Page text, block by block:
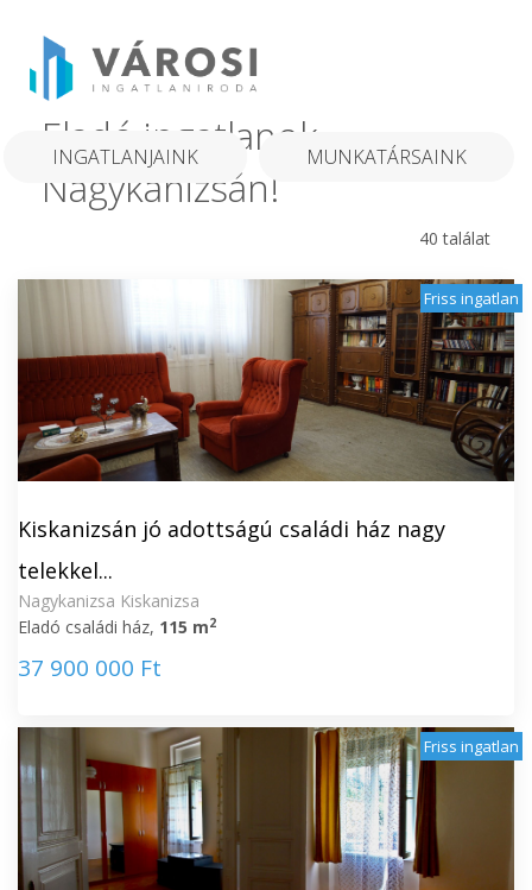
INGATLANJAINK MUNKATÁRSAINK
Eladó ingatlanok
Nagykanizsán!
40 találat
Friss ingatlan
Kiskanizsán jó adottságú családi ház nagy
telekkel...
Nagykanizsa Kiskanizsa
Eladó családi ház, 115 m2
37 900 000 Ft
Friss ingatlan